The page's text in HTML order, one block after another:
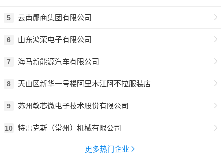
5 云南郧商集团有限公司
6 山东鸿荣电子有限公司
7 海马新能源汽车有限公司
8 天山区新华一号楼阿里木江阿不拉服装店
9 苏州敏芯微电子技术股份有限公司
10 特雷克斯（常州）机械有限公司
更多热门企业